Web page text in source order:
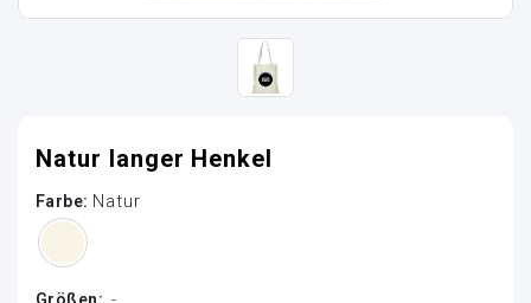
Natur langer Henkel
Farbe: Natur